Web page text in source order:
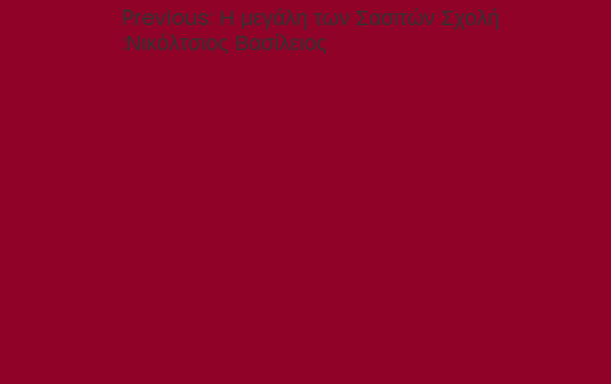
Previous: Previous
post:
Η μεγάλη των Σασιτών Σχολή
:Νικόλτσιος Βασίλειος